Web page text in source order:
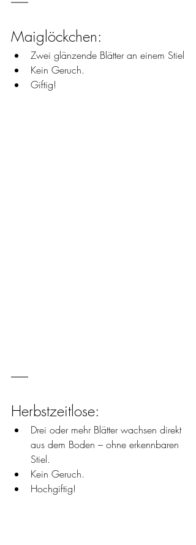
Maiglöckchen:
Zwei glänzende Blätter an einem Stiel
Kein Geruch.
Giftig!
Herbstzeitlose:
Drei oder mehr Blätter wachsen direkt
aus dem Boden – ohne erkennbaren
Stiel.
Kein Geruch.
Hochgiftig!